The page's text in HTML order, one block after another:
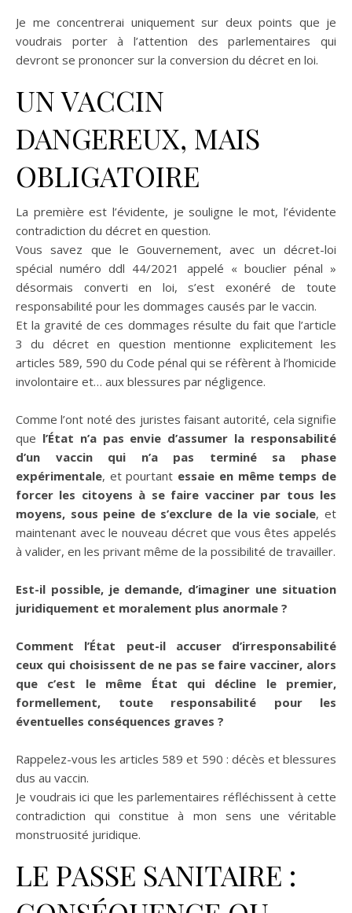
Je me concentrerai uniquement sur deux points que je
voudrais porter à l’attention des parlementaires qui
devront se prononcer sur la conversion du décret en loi.
UN VACCIN
DANGEREUX, MAIS
OBLIGATOIRE
La première est l’évidente, je souligne le mot, l’évidente
contradiction du décret en question.
Vous savez que le Gouvernement, avec un décret-loi
spécial numéro ddl 44/2021 appelé « bouclier pénal »
désormais converti en loi, s’est exonéré de toute
responsabilité pour les dommages causés par le vaccin.
Et la gravité de ces dommages résulte du fait que l’article
3 du décret en question mentionne explicitement les
articles 589, 590 du Code pénal qui se réfèrent à l’homicide
involontaire et… aux blessures par négligence.
Comme l’ont noté des juristes faisant autorité, cela signifie
que l’État n’a pas envie d’assumer la responsabilité
d’un vaccin qui n’a pas terminé sa phase
expérimentale, et pourtant essaie en même temps de
forcer les citoyens à se faire vacciner par tous les
moyens, sous peine de s’exclure de la vie sociale, et
maintenant avec le nouveau décret que vous êtes appelés
à valider, en les privant même de la possibilité de travailler.
Est-il possible, je demande, d’imaginer une situation
juridiquement et moralement plus anormale ?
Comment l’État peut-il accuser d’irresponsabilité
ceux qui choisissent de ne pas se faire vacciner, alors
que c’est le même État qui décline le premier,
formellement, toute responsabilité pour les
éventuelles conséquences graves ?
Rappelez-vous les articles 589 et 590 : décès et blessures
dus au vaccin.
Je voudrais ici que les parlementaires réfléchissent à cette
contradiction qui constitue à mon sens une véritable
monstruosité juridique.
LE PASSE SANITAIRE :